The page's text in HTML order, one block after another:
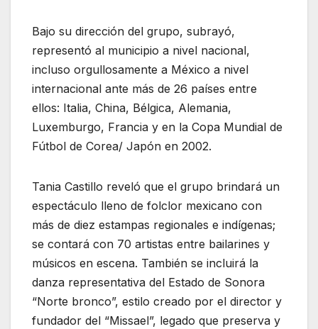
Bajo su dirección del grupo, subrayó,
representó al municipio a nivel nacional,
incluso orgullosamente a México a nivel
internacional ante más de 26 países entre
ellos: Italia, China, Bélgica, Alemania,
Luxemburgo, Francia y en la Copa Mundial de
Fútbol de Corea/ Japón en 2002.
Tania Castillo reveló que el grupo brindará un
espectáculo lleno de folclor mexicano con
más de diez estampas regionales e indígenas;
se contará con 70 artistas entre bailarines y
músicos en escena. También se incluirá la
danza representativa del Estado de Sonora
“Norte bronco”, estilo creado por el director y
fundador del “Missael”, legado que preserva y